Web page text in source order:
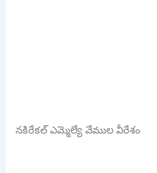
నకిరేకల్ ఎమ్మెల్యే వేముల వీరేశం